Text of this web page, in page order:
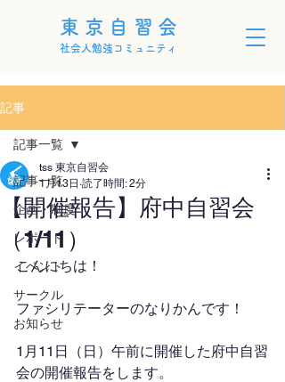
東京自習会
社会人勉強コミュニティ
記事
記事一覧
企画・制度
レポート
イベント
サークル
お知らせ
記事一覧
【開催報告】府中自習会
（1/11）
tss 東京自習会
1月13日 読了時間: 2分
こんにちは！
ファシリテーターのなりかんです！
1月11日（日）午前に開催した府中自習
会の開催報告をします。